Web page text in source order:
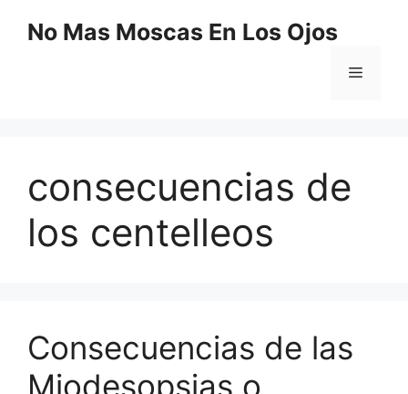
No Mas Moscas En Los Ojos
Menú
consecuencias de
los centelleos
Consecuencias de las
Miodesopsias o